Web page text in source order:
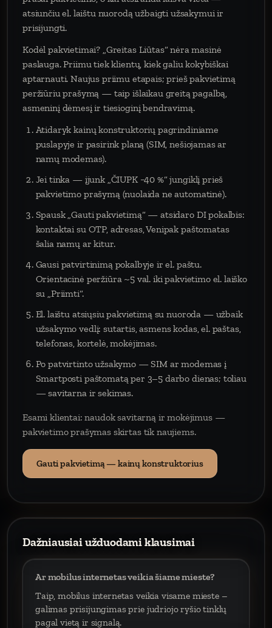
atsiunčiu el. laištu nuorodą užbaigti užsakymui ir
prisijungti.
Kodėl pakvietimai? „Greitas Liūtas“ nėra masinė
paslauga. Priimu tiek klientų, kiek galiu kokybiškai
aptarnauti. Naujus priimu etapais; prieš pakvietimą
peržiūriu prašymą — taip išlaikau greitą pagalbą,
asmeninį dėmesį ir tiesioginį bendravimą.
Atidaryk kainų konstruktorių pagrindiniame
puslapyje ir pasirink planą (SIM, nešiojamas ar
namų modemas).
Jei tinka — įjunk „ČIUPK −40 %“ jungiklį prieš
pakvietimo prašymą (nuolaida ne automatinė).
Spausk „Gauti pakvietimą“ — atsidaro DI pokalbis:
kontaktai su OTP, adresas, Venipak paštomatas
šalia namų ar kitur.
Gausi patvirtinimą pokalbyje ir el. paštu.
Orientacinė peržiūra ~5 val. iki pakvietimo el. laiško
su „Priimti“.
El. laištu atsiųsiu pakvietimą su nuoroda — užbaik
užsakymo vedlį: sutartis, asmens kodas, el. paštas,
telefonas, kortelė, mokėjimas.
Po patvirtinto užsakymo — SIM ar modemas į
Smartposti paštomatą per 3–5 darbo dienas; toliau
— savitarna ir sekimas.
Esami klientai: naudok savitarną ir mokėjimus —
pakvietimo prašymas skirtas tik naujiems.
Gauti pakvietimą — kainų konstruktorius
Dažniausiai užduodami klausimai
Ar mobilus internetas veikia šiame mieste?
Taip, mobilus internetas veikia visame mieste –
galimas prisijungimas prie judriojo ryšio tinklų
pagal vietą ir signalą.